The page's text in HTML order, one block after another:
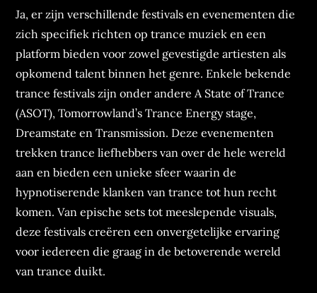
Ja, er zijn verschillende festivals en evenementen die
zich specifiek richten op trance muziek en een
platform bieden voor zowel gevestigde artiesten als
opkomend talent binnen het genre. Enkele bekende
trance festivals zijn onder andere A State of Trance
(ASOT), Tomorrowland’s Trance Energy stage,
Dreamstate en Transmission. Deze evenementen
trekken trance liefhebbers van over de hele wereld
aan en bieden een unieke sfeer waarin de
hypnotiserende klanken van trance tot hun recht
komen. Van epische sets tot meeslepende visuals,
deze festivals creëren een onvergetelijke ervaring
voor iedereen die graag in de betoverende wereld
van trance duikt.